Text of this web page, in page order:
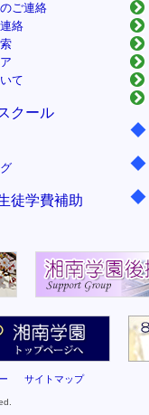
ご連絡
絡
て
クール
徒学費補助
◆
◆
◆
サイトマップ